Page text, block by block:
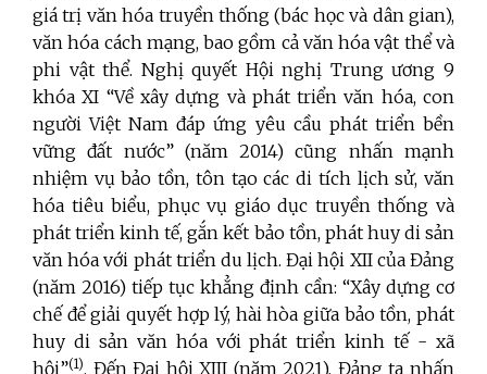
giá trị văn hóa truyền thống (bác học và dân gian),
văn hóa cách mạng, bao gồm cả văn hóa vật thể và
phi vật thể. Nghị quyết Hội nghị Trung ương 9
khóa XI “Về xây dựng và phát triển văn hóa, con
người Việt Nam đáp ứng yêu cầu phát triển bền
vững đất nước” (năm 2014) cũng nhấn mạnh
nhiệm vụ bảo tồn, tôn tạo các di tích lịch sử, văn
hóa tiêu biểu, phục vụ giáo dục truyền thống và
phát triển kinh tế, gắn kết bảo tồn, phát huy di sản
văn hóa với phát triển du lịch.Đại hội XII của Đảng
(năm 2016) tiếp tục khẳng định cần: “Xây dựng cơ
chế để giải quyết hợp lý, hài hòa giữa bảo tồn, phát
huy di sản văn hóa với phát triển kinh tế - xã
hội”(1). ĐếnĐại hội XIII (năm 2021), Đảng ta nhấn